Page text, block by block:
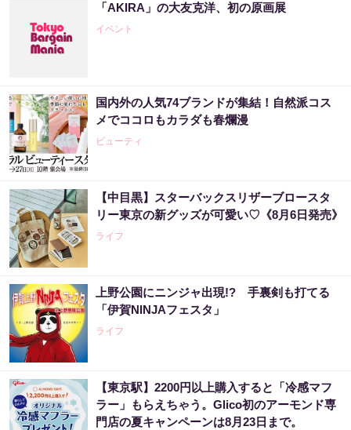
「AKIRA」の大友克洋、初の原画展
イベント
国内外の人気74ブランドが集結！自然派コス
メでココロもカラダも春爛漫
ビューティ
【中目黒】スターバックスリザーブロースタ
リー東京の新グッズが可愛い♡《8月6日発売》
ライフ
上野公園にニンジャ出現!? 手裏剣も打てる
「伊賀NINJAフェスタ」
ライフ
【東京駅】2200円以上購入すると「冷感マフ
ラー」もらえちゃう。Glico初のアーモンド専
門店の夏キャンペーンは8月23日まで。